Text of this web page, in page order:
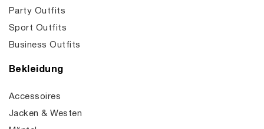
Party Outfits
Sport Outfits
Business Outfits
Bekleidung
Accessoires
Jacken & Westen